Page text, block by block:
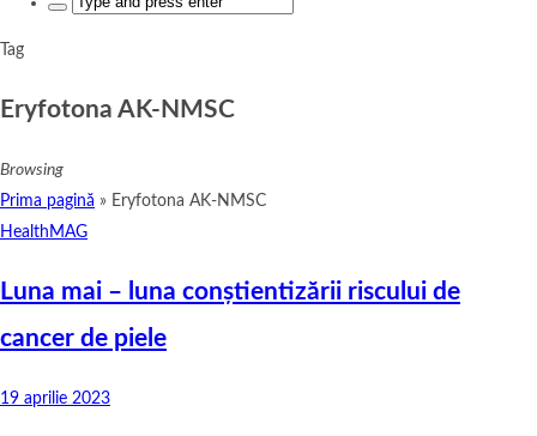
Tag
Eryfotona AK-NMSC
Browsing
Prima pagină » Eryfotona AK-NMSC
HealthMAG
Luna mai – luna conștientizării riscului de
cancer de piele
19 aprilie 2023